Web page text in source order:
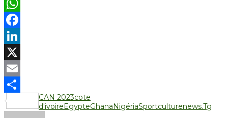
WhatsApp
Facebook
LinkedIn
X
Email
Partager
CAN 2023cote
d'ivoireEgypteGhanaNigériaSportculturenews.Tg